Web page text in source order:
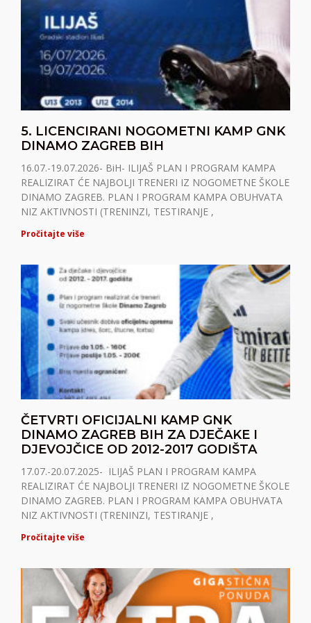
5. LICENCIRANI NOGOMETNI KAMP GNK
DINAMO ZAGREB BIH
16.07.-19.07.2026- BiH- ILIJAŠ PLAN I PROGRAM KAMPA
REALIZIRAT ĆE NAJBOLJI TRENERI IZ NOGOMETNE ŠKOLE
DINAMO ZAGREB. PLAN I PROGRAM KAMPA OBUHVATA
NIZ AKTIVNOSTI (TRENINZI, TESTIRANJE ,
Pročitajte više
ČETVRTI OFICIJALNI KAMP GNK
DINAMO ZAGREB BIH ZA DJEČAKE I
DJEVOJČICE OD 2012-2017 GODIŠTA
17.07.-20.07.2025- ILIJAŠ PLAN I PROGRAM KAMPA
REALIZIRAT ĆE NAJBOLJI TRENERI IZ NOGOMETNE ŠKOLE
DINAMO ZAGREB. PLAN I PROGRAM KAMPA OBUHVATA
NIZ AKTIVNOSTI (TRENINZI, TESTIRANJE ,
Pročitajte više